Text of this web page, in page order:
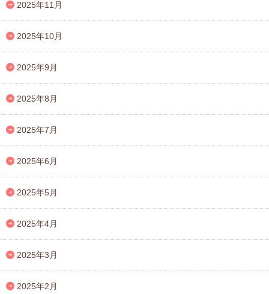
2025年11月
2025年10月
2025年9月
2025年8月
2025年7月
2025年6月
2025年5月
2025年4月
2025年3月
2025年2月